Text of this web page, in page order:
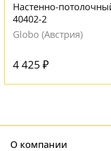
Настенно-
40402-2
Globo (Австрия)
4 425 ₽
О компании